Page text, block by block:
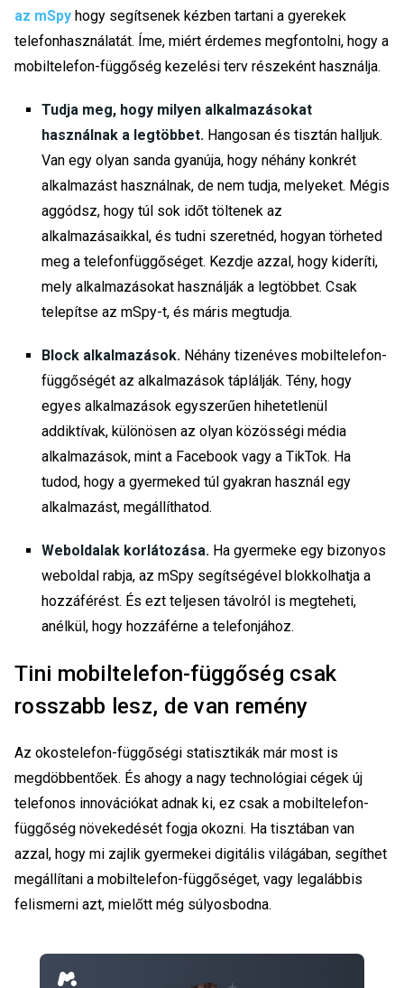
az mSpy hogy segítsenek kézben tartani a gyerekek
telefonhasználatát. Íme, miért érdemes megfontolni, hogy a
mobiltelefon-függőség kezelési terv részeként használja.
Tudja meg, hogy milyen alkalmazásokat
használnak a legtöbbet. Hangosan és tisztán halljuk.
Van egy olyan sanda gyanúja, hogy néhány konkrét
alkalmazást használnak, de nem tudja, melyeket. Mégis
aggódsz, hogy túl sok időt töltenek az
alkalmazásaikkal, és tudni szeretnéd, hogyan törheted
meg a telefonfüggőséget. Kezdje azzal, hogy kideríti,
mely alkalmazásokat használják a legtöbbet. Csak
telepítse az mSpy-t, és máris megtudja.
Block alkalmazások. Néhány tizenéves mobiltelefon-
függőségét az alkalmazások táplálják. Tény, hogy
egyes alkalmazások egyszerűen hihetetlenül
addiktívak, különösen az olyan közösségi média
alkalmazások, mint a Facebook vagy a TikTok. Ha
tudod, hogy a gyermeked túl gyakran használ egy
alkalmazást, megállíthatod.
Weboldalak korlátozása. Ha gyermeke egy bizonyos
weboldal rabja, az mSpy segítségével blokkolhatja a
hozzáférést. És ezt teljesen távolról is megteheti,
anélkül, hogy hozzáférne a telefonjához.
Tini mobiltelefon-függőség csak
rosszabb lesz, de van remény
Az okostelefon-függőségi statisztikák már most is
megdöbbentőek. És ahogy a nagy technológiai cégek új
telefonos innovációkat adnak ki, ez csak a mobiltelefon-
függőség növekedését fogja okozni. Ha tisztában van
azzal, hogy mi zajlik gyermekei digitális világában, segíthet
megállítani a mobiltelefon-függőséget, vagy legalábbis
felismerni azt, mielőtt még súlyosbodna.